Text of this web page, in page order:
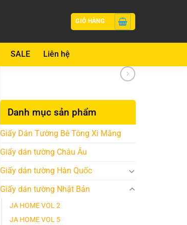
GIỎ HÀNG
SALE Liên hệ
Danh mục sản phẩm
Giấy Dán Tường Bê Tông Xi Măng
Giấy dán tường Châu Âu
Giấy dán tường Hàn Quốc
Giấy dán tường Nhật Bản
JA HOME VOL 2
JA HOME VOL 5